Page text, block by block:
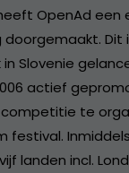
OpenAd een
doorgemaakt. Dit
in Slovenie
actief
te
festival.
landen incl.